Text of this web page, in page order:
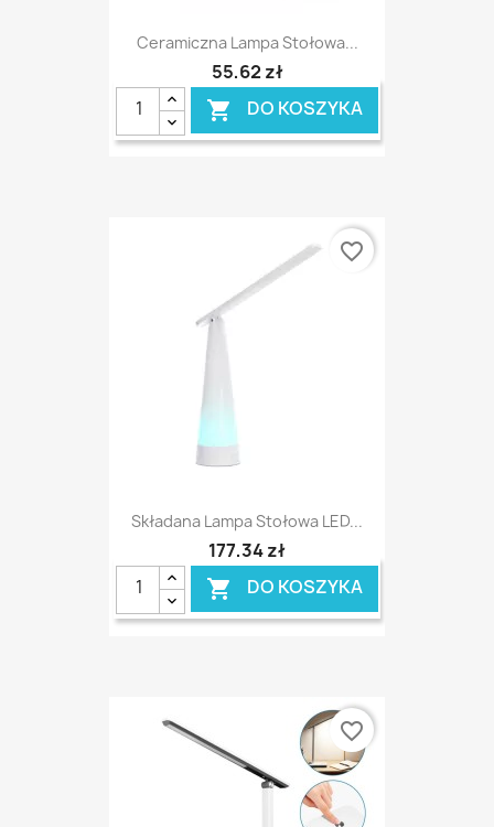
Ceramiczna Lampa Stołowa...
55,62 zł
 DO KOSZYKA
Składana Lampa Stołowa LED...
177,34 zł
 DO KOSZYKA
favorite_border
favorite_border